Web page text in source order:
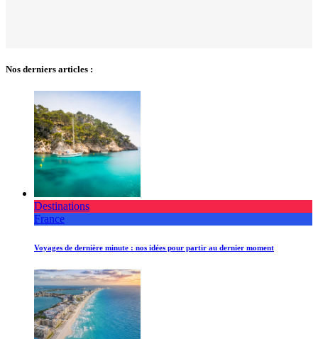
Nos derniers articles :
Destinations
France
Voyages de dernière minute : nos idées pour partir au dernier moment